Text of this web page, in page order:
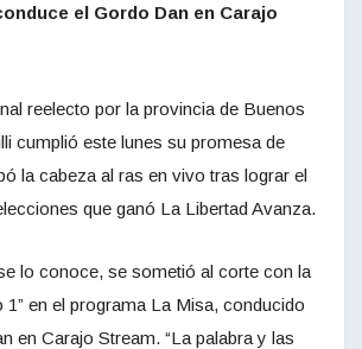
el Gordo Dan en Carajo
reelecto por la provincia de Buenos
cumplió este lunes su promesa de
la cabeza al ras en vivo tras lograr el
que ganó La Libertad Avanza.
lo conoce, se sometió al corte con la
1” en el programa La Misa, conducido
en Carajo Stream. “La palabra y las